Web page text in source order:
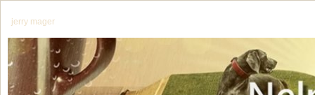
jerry mager